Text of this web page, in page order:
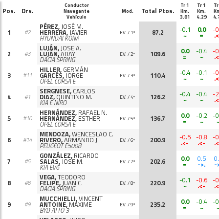
Pos. Drs.
Conductor
Navegante
Vehículo
Mod. Total Ptos.
Tr 1
Km.
3.81
Tr 1
Km.
4.29
1 #2
PÉREZ,JOSÉ M.
HERRERA,JAVIER
HYUNDAI KONA
EV. / 1º 87.2 -0.1
~
0.0
=
-
2
#3
LUJÁN,JOSE A.
LUJÁN,ADAY
DACIA SPRING
EV. / 2º 109.6 0.0
=
-0.4
~
-
3
#11
HILLER, GERMÁN
GARCÉS,JORGE
OPEL CORSA E
EV. / 3º 110.4 -0.4
~
-0.1
~
-
4
#1
SERGNESE, CARLOS
DIAZ, QUINTINO M.
KIA E NIRO
EV. / 4º 126.2 -0.4
~
-0.4
~
-
5
#10
HERNÁNDEZ, RAFAEL N.
HERNÁNDEZ, ESTHER
OPEL CORSA E
EV. / 5º 136.7 0.0
=
-0.2
~
-
6
#14
MENDOZA,WENCESLAO C.
RIVERO,ARMANDO J.
PEUGEOT E5008
EV. / 6º 200.9 -0.5
.<-
-0.8
.<-
-
7
#5
GONZÁLEZ, RICARDO
SALAS,JOSE M.
KIA EV6
EV. / 7º 202.6 0.0
=
0.5
->.
-
8
#8
VEGA,TEODORO
FELIPE,JUAN C.
DACIA SPRING
EV. / 8º 220.9 -0.1
~
-0.6
.<-
-
9
#9
MUCCHIELLI,VINCENT
ANTOINE, MAXIME
BYD ATTO 3
EV. / 9º 235.2 0.0
=
-0.4
~
-